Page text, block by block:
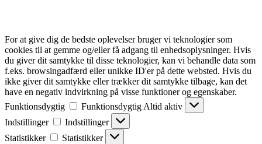
For at give dig de bedste oplevelser bruger vi teknologier som
cookies til at gemme og/eller få adgang til enhedsoplysninger. Hvis
du giver dit samtykke til disse teknologier, kan vi behandle data som
f.eks. browsingadfærd eller unikke ID'er på dette websted. Hvis du
ikke giver dit samtykke eller trækker dit samtykke tilbage, kan det
have en negativ indvirkning på visse funktioner og egenskaber.
Funktionsdygtig
Funktionsdygtig Altid aktiv
Indstillinger
Indstillinger
Statistikker
Statistikker